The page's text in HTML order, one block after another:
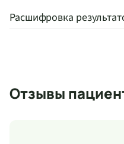
Расшифровка
Отзывы